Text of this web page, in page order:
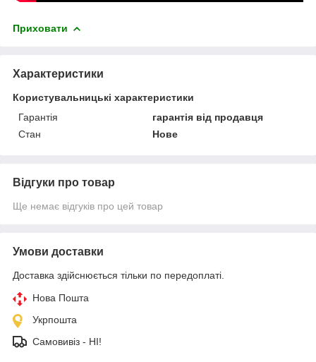
Приховати
Характеристики
Користувальницькі характеристики
Гарантія
гарантія від продавця
Стан
Нове
Відгуки про товар
Ще немає відгуків про цей товар
Умови доставки
Доставка здійснюється тільки по передоплаті.
Нова Пошта
Укрпошта
Самовивіз - НІ!